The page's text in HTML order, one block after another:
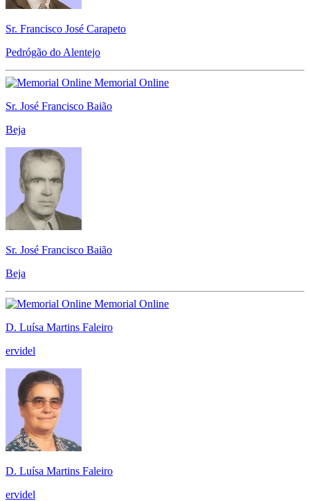
Sr. Francisco José Carapeto
Pedrógão do Alentejo
Memorial Online
Sr. José Francisco Baião
Beja
Sr. José Francisco Baião
Beja
Memorial Online
D. Luísa Martins Faleiro
ervidel
D. Luísa Martins Faleiro
ervidel